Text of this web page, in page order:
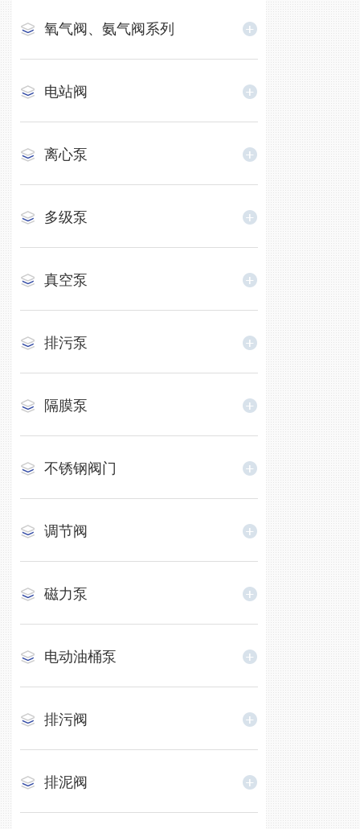
氧气阀、氨气阀系列
电站阀
离心泵
多级泵
真空泵
排污泵
隔膜泵
不锈钢阀门
调节阀
磁力泵
电动油桶泵
排污阀
排泥阀